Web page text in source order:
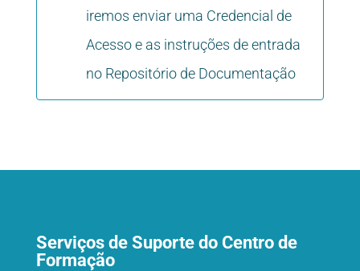
iremos enviar uma Credencial de
Acesso e as instruções de entrada
no Repositório de Documentação
Serviços de Suporte do Centro de
Formação